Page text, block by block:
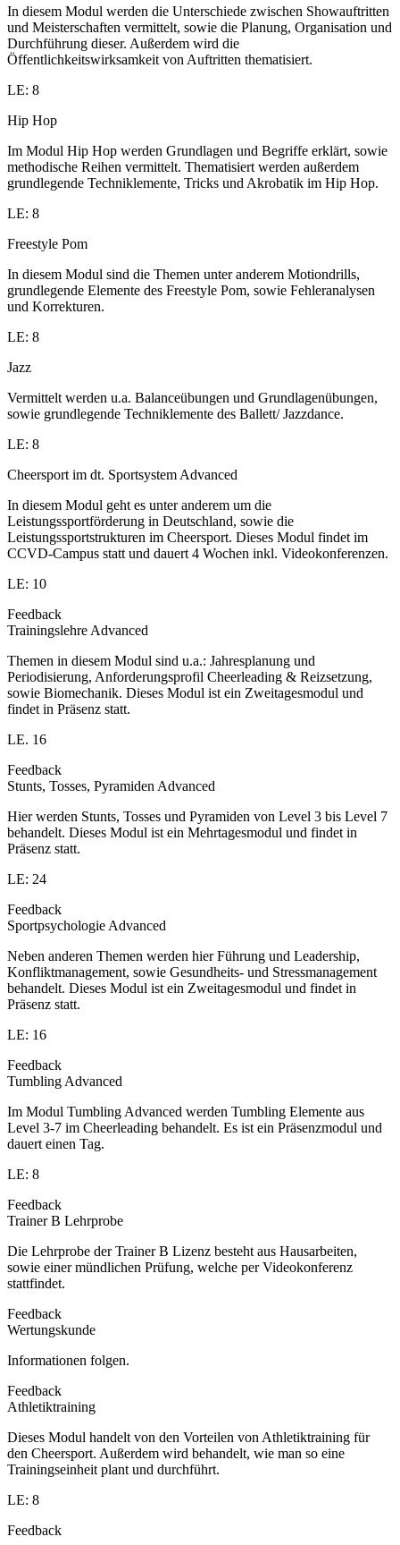
In diesem Modul werden die Unterschiede zwischen Showauftritten
und Meisterschaften vermittelt, sowie die Planung, Organisation und
Durchführung dieser. Außerdem wird die
Öffentlichkeitswirksamkeit von Auftritten thematisiert.
LE: 8
Hip Hop
Im Modul Hip Hop werden Grundlagen und Begriffe erklärt, sowie
methodische Reihen vermittelt. Thematisiert werden außerdem
grundlegende Techniklemente, Tricks und Akrobatik im Hip Hop.
LE: 8
Freestyle Pom
In diesem Modul sind die Themen unter anderem Motiondrills,
grundlegende Elemente des Freestyle Pom, sowie Fehleranalysen
und Korrekturen.
LE: 8
Jazz
Vermittelt werden u.a. Balanceübungen und Grundlagenübungen,
sowie grundlegende Techniklemente des Ballett/ Jazzdance.
LE: 8
Cheersport im dt. Sportsystem Advanced
In diesem Modul geht es unter anderem um die
Leistungssportförderung in Deutschland, sowie die
Leistungssportstrukturen im Cheersport. Dieses Modul findet im
CCVD-Campus statt und dauert 4 Wochen inkl. Videokonferenzen.
LE: 10
Feedback
Trainingslehre Advanced
Themen in diesem Modul sind u.a.: Jahresplanung und
Periodisierung, Anforderungsprofil Cheerleading & Reizsetzung,
sowie Biomechanik. Dieses Modul ist ein Zweitagesmodul und
findet in Präsenz statt.
LE. 16
Feedback
Stunts, Tosses, Pyramiden Advanced
Hier werden Stunts, Tosses und Pyramiden von Level 3 bis Level 7
behandelt. Dieses Modul ist ein Mehrtagesmodul und findet in
Präsenz statt.
LE: 24
Feedback
Sportpsychologie Advanced
Neben anderen Themen werden hier Führung und Leadership,
Konfliktmanagement, sowie Gesundheits- und Stressmanagement
behandelt. Dieses Modul ist ein Zweitagesmodul und findet in
Präsenz statt.
LE: 16
Feedback
Tumbling Advanced
Im Modul Tumbling Advanced werden Tumbling Elemente aus
Level 3-7 im Cheerleading behandelt. Es ist ein Präsenzmodul und
dauert einen Tag.
LE: 8
Feedback
Trainer B Lehrprobe
Die Lehrprobe der Trainer B Lizenz besteht aus Hausarbeiten,
sowie einer mündlichen Prüfung, welche per Videokonferenz
stattfindet.
Feedback
Wertungskunde
Informationen folgen.
Feedback
Athletiktraining
Dieses Modul handelt von den Vorteilen von Athletiktraining für
den Cheersport. Außerdem wird behandelt, wie man so eine
Trainingseinheit plant und durchführt.
LE: 8
Feedback